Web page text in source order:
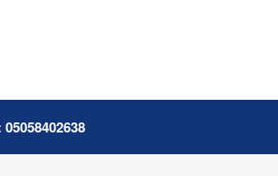
05058402638